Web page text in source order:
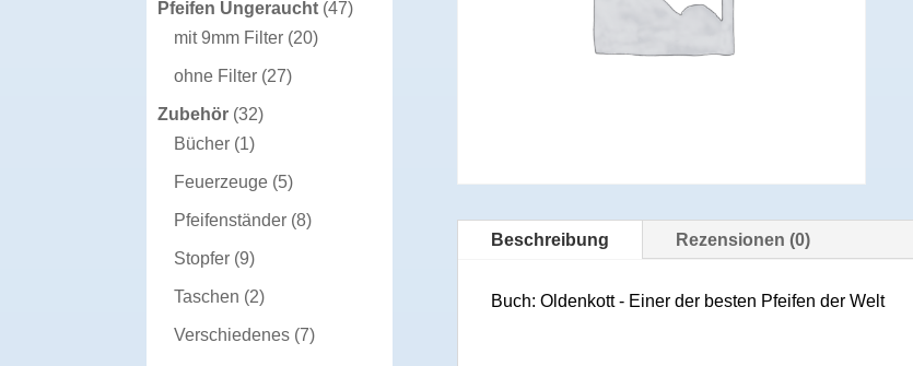
Beschreibung Rezensionen (0)
Buch: Oldenkott - Einer der besten Pfeifen der Welt
Pfeifen Ungeraucht 4747
mit 9mm Filter 2020
ohne Filter 2727
Zubehör 3232
Bücher 11
Produkt
Feuerzeuge 55
Produkte
Pfeifenständer 88
Stopfer 99
Produkte
Taschen 22
Produkte
Verschiedenes 77